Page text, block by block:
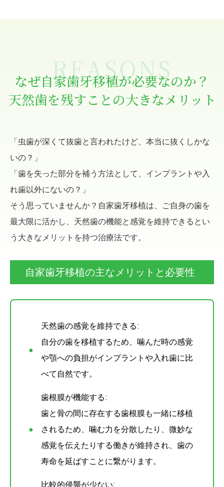
REASONS
なぜ自家歯牙移植が必要なのか？
天然歯を残すことの大きなメリット
「虫歯が深くて抜歯と言われたけど、本当に抜くしかな
いの？」
「歯を失った部分を補う方法として、インプラントや入
れ歯以外にないの？」
そう思っていませんか？ 自家歯牙移植は、ご自身の歯を
最大限に活かし、天然歯の機能と感覚を維持できるとい
う大きなメリットを持つ治療法です。
自家歯牙移植の主なメリットと必要性
天然歯の感覚を維持できる:
自分の歯を移植するため、噛んだ時の感覚
や顎への負担がインプラントや入れ歯に比
べて自然です。
歯根膜が機能する:
歯と骨の間に存在する歯根膜も一緒に移植
されるため、噛む力を分散したり、微妙な
感覚を伝えたりする働きが維持され、歯の
寿命を延ばすことに繋がります。
比較的侵襲が少ない: